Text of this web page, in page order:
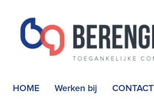
HOME Werken bij CONTACT